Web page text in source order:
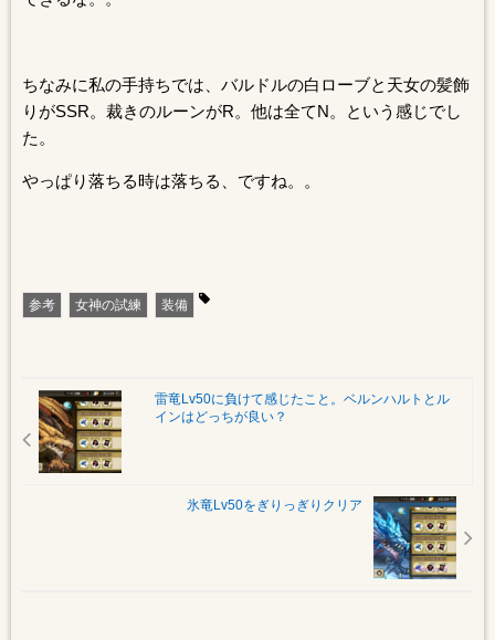
ちなみに私の手持ちでは、バルドルの白ローブと天女の髪飾
りがSSR。裁きのルーンがR。他は全てN。という感じでし
た。
やっぱり落ちる時は落ちる、ですね。。
参考 女神の試練 装備
雷竜Lv50に負けて感じたこと。ベルンハルトとル
インはどっちが良い？
氷竜Lv50をぎりっぎりクリア